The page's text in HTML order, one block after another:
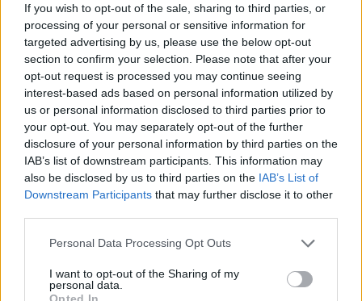
If you wish to opt-out of the sale, sharing to third parties, or
processing of your personal or sensitive information for
targeted advertising by us, please use the below opt-out
section to confirm your selection. Please note that after your
opt-out request is processed you may continue seeing
interest-based ads based on personal information utilized by
us or personal information disclosed to third parties prior to
your opt-out. You may separately opt-out of the further
disclosure of your personal information by third parties on the
IAB’s list of downstream participants. This information may
also be disclosed by us to third parties on the IAB’s List of
Downstream Participants that may further disclose it to other
Please note that this website/app uses one or more Google
not limited to your visit or usage behaviour. You may click to
grant or deny consent to Google and its third-party tags to
Personal Data Processing Opt Outs
I want to opt-out of the Sharing of my
personal data.
Opted In
A BAROKK ÖSSZES ÁRNYALATA ÉS MÉG EGY SOR
KIVÁLÓ PROGRAM VÁR MINDENKIT EZEN A HÉTVÉGÉN
GYŐRBEN
Középpontban a hagyományőrzés, de lesz Pogány Induló és
Szólj hozzá!